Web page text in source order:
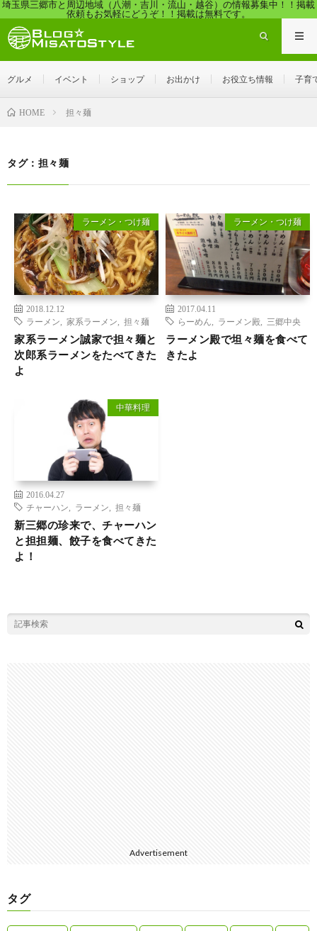
埼玉県三郷市と周辺地域（八潮・吉川・流山・越谷）の情報募集中！！掲載
依頼もお気軽にどうぞ！！掲載は無料です。
グルメ イベント ショップ お出かけ お役立ち情報 子育
HOME 担々麺
タグ：担々麺
ラーメン・つけ麺
2018.12.12
ラーメン
家系ラーメン 担々麺
家系ラーメン誠家で担々麺と
次郎系ラーメンをたべてきた
よ
ラーメン・つけ麺
2017.04.11
らーめん
ラーメン殿 三郷中央
ラーメン殿で坦々麺を食べて
きたよ
中華料理
2016.04.27
チャーハン
ラーメン 担々麺
新三郷の珍来で、チャーハン
と担担麺、餃子を食べてきた
よ！
Advertisement
タグ